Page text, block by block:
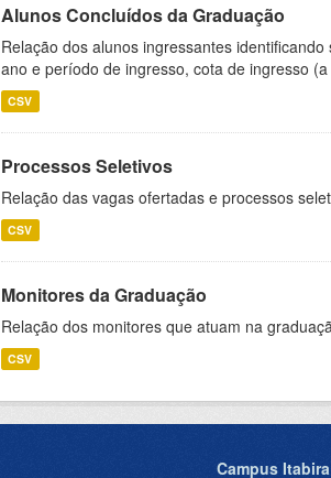
Alunos Concluídos da Graduação
Relação dos alunos ingressantes
ano e período de ingresso, cota de ingresso
CSV
Processos Seletivos
Relação das vagas ofertadas e processos
CSV
Monitores da Graduação
Relação dos monitores que atuam na
CSV
Campus Itabira